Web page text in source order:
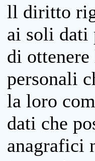
ll diritto
ai soli dati
di
personali
la loro
dati che
anagrafici